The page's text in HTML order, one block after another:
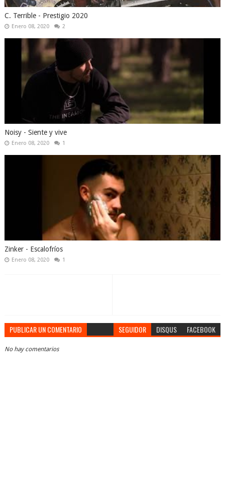
C. Terrible - Prestigio 2020
Enero 08, 2020 2
Noisy - Siente y vive
Enero 08, 2020 1
Zinker - Escalofríos
Enero 08, 2020 1
PUBLICAR UN COMENTARIO SEGUIDOR DISQUS FACEBOOK
No hay comentarios